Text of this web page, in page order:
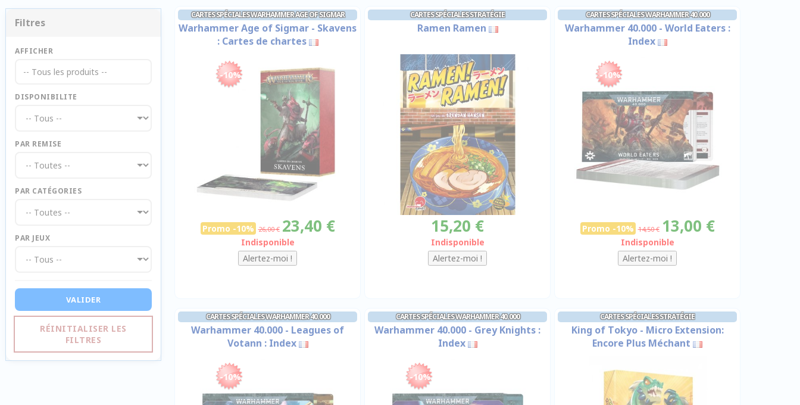
Filtres
AFFICHER
-- Tous les produits --
DISPONIBILITE
PAR REMISE
PAR CATÉGORIES
PAR JEUX
VALIDER
RÉINITIALISER LES
FILTRES
CARTES SPÉCIALES WARHAMMER AGE OF SIGMAR
Warhammer Age of Sigmar - Skavens
: Cartes de chartes
-10%
Promo -10% 26,00 € 23,40 €
Indisponible
CARTES SPÉCIALES STRATÉGIE
Ramen Ramen
15,20 €
Indisponible
CARTES SPÉCIALES WARHAMMER 40.000
Warhammer 40.000 - World Eaters :
Index
-10%
Promo -10% 14,50 € 13,00 €
Indisponible
CARTES SPÉCIALES WARHAMMER 40.000
Warhammer 40.000 - Leagues of
Votann : Index
-10%
CARTES SPÉCIALES WARHAMMER 40.000
Warhammer 40.000 - Grey Knights :
Index
-10%
CARTES SPÉCIALES STRATÉGIE
King of Tokyo - Micro Extension:
Encore Plus Méchant